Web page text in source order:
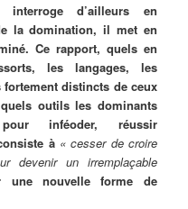
interroge d’ailleurs en
la domination, il met en
Ce rapport, quels en
les langages, les
distincts de ceux
outils les dominants
pour inféoder, réussir
à « cesser de croire
devenir un irremplaçable
nouvelle forme de